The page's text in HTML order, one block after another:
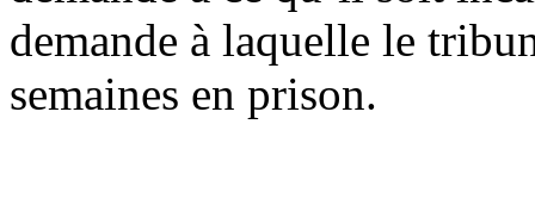
demande à laquelle le
semaines en prison.